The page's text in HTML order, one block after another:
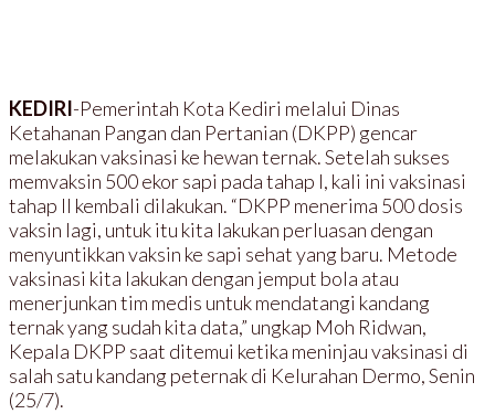
KEDIRI-Pemerintah Kota Kediri melalui Dinas
Ketahanan Pangan dan Pertanian (DKPP) gencar
melakukan vaksinasi ke hewan ternak. Setelah sukses
memvaksin 500 ekor sapi pada tahap I, kali ini vaksinasi
tahap II kembali dilakukan. “DKPP menerima 500 dosis
vaksin lagi, untuk itu kita lakukan perluasan dengan
menyuntikkan vaksin ke sapi sehat yang baru. Metode
vaksinasi kita lakukan dengan jemput bola atau
menerjunkan tim medis untuk mendatangi kandang
ternak yang sudah kita data,” ungkap Moh Ridwan,
Kepala DKPP saat ditemui ketika meninjau vaksinasi di
salah satu kandang peternak di Kelurahan Dermo, Senin
(25/7).